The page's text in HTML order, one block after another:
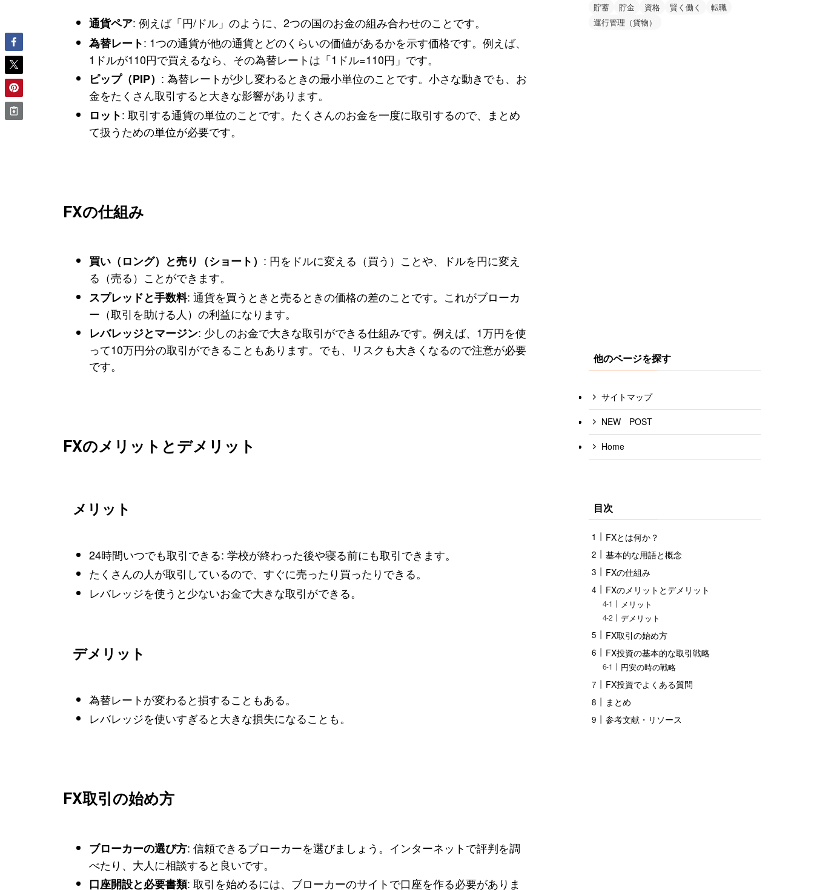
通貨ペア: 例えば「円/ドル」のように、2つの国のお金の組み合わせのことです。
為替レート: 1つの通貨が他の通貨とどのくらいの価値があるかを示す価格です。例えば、
1ドルが110円で買えるなら、その為替レートは「1ドル=110円」です。
ピップ（PIP） : 為替レートが少し変わるときの最小単位のことです。小さな動きでも、お
金をたくさん取引すると大きな影響があります。
ロット: 取引する通貨の単位のことです。たくさんのお金を一度に取引するので、まとめ
て扱うための単位が必要です。
FXの仕組み
買い（ロング）と売り（ショート） : 円をドルに変える（買う）ことや、ドルを円に変え
る（売る）ことができます。
スプレッドと手数料: 通貨を買うときと売るときの価格の差のことです。これがブローカ
ー（取引を助ける人）の利益になります。
レバレッジとマージン: 少しのお金で大きな取引ができる仕組みです。例えば、1万円を使
って10万円分の取引ができることもあります。でも、リスクも大きくなるので注意が必要
です。
FXのメリットとデメリット
メリット
24時間いつでも取引できる: 学校が終わった後や寝る前にも取引できます。
たくさんの人が取引しているので、すぐに売ったり買ったりできる。
レバレッジを使うと少ないお金で大きな取引ができる。
デメリット
為替レートが変わると損することもある。
レバレッジを使いすぎると大きな損失になることも。
FX取引の始め方
ブローカーの選び方: 信頼できるブローカーを選びましょう。インターネットで評判を調
べたり、大人に相談すると良いです。
口座開設と必要書類: 取引を始めるには、ブローカーのサイトで口座を作る必要がありま
貯蓄
貯金 資格 賢く働く
転職
運行管理（貨物）
他のページを探す
サイトマップ
NEW POST
Home
目次
FXとは何か？
基本的な用語と概念
FXの仕組み
FXのメリットとデメリット
メリット
デメリット
FX取引の始め方
FX投資の基本的な取引戦略
円安の時の戦略
FX投資でよくある質問
まとめ
参考文献・リソース